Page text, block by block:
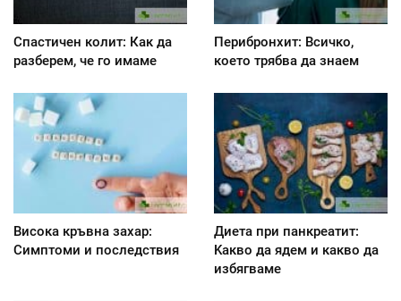
Спастичен колит: Как да
разберем, че го имаме
Перибронхит: Всичко,
което трябва да знаем
Висока кръвна захар:
Симптоми и последствия
Диета при панкреатит:
Kакво да ядем и какво да
избягваме